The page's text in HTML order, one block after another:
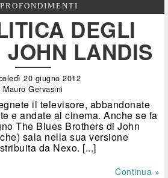
DEGLI
JOHN LANDIS
20 giugno 2012
Mauro Gervasini
il televisore, abbandonate
e andate al cinema. Anche se fa
The Blues Brothers di John
sala nella sua versione
da Nexo. [...]
Continua »